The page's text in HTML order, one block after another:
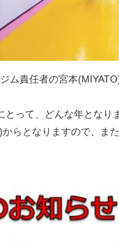
ム責任者の宮本
とって、どんな年となり
らとなりますので、ま